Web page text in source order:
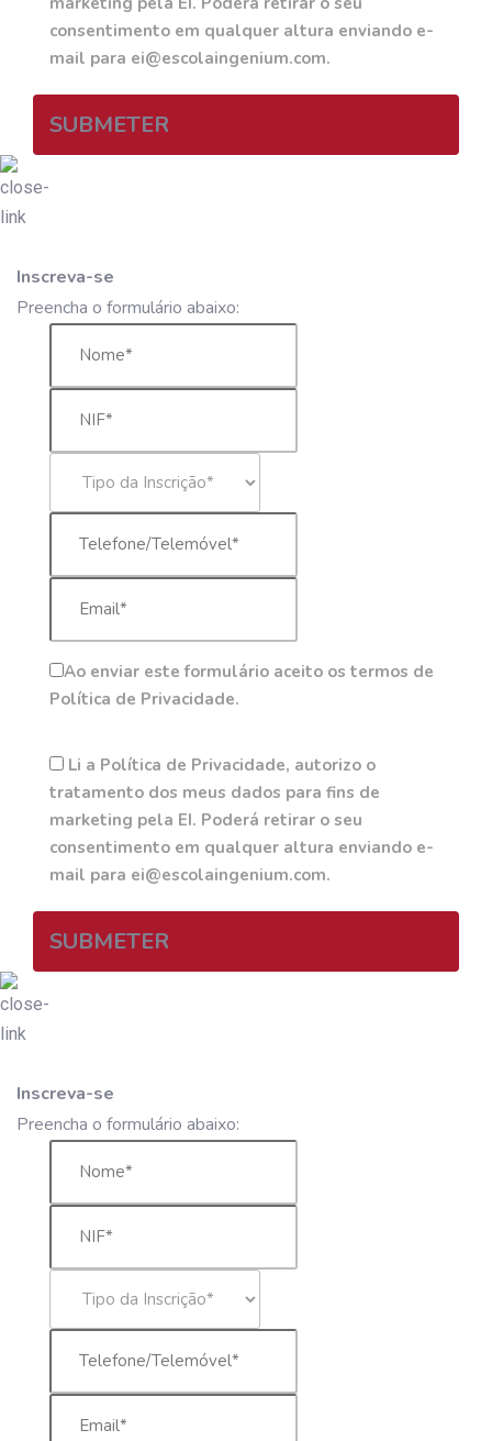
consentimento em qualquer altura enviando e-
mail para ei@escolaingenium.com.
SUBMETER
Inscreva-se
Preencha o formulário abaixo:
Ao enviar este formulário aceito os termos de
Política de Privacidade.
Li a Política de Privacidade, autorizo o
tratamento dos meus dados para fins de
marketing pela EI. Poderá retirar o seu
consentimento em qualquer altura enviando e-
mail para ei@escolaingenium.com.
SUBMETER
Inscreva-se
Preencha o formulário abaixo: